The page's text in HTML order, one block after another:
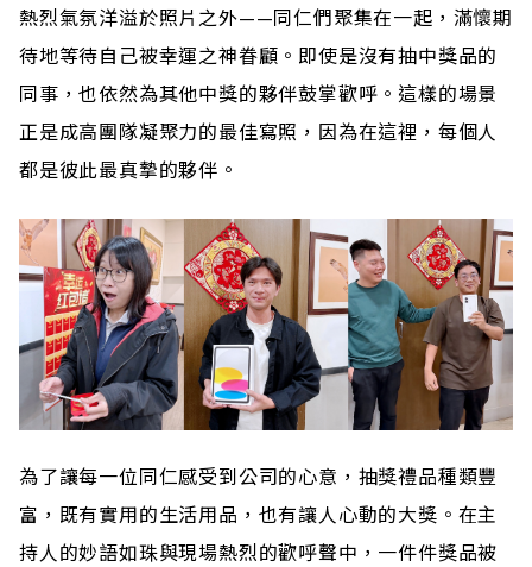
熱烈氣氛洋溢於照片之外——同仁們聚集在一起，滿懷期
待地等待自己被幸運之神眷顧。即使是沒有抽中獎品的
同事，也依然為其他中獎的夥伴鼓掌歡呼。這樣的場景
正是成高團隊凝聚力的最佳寫照，因為在這裡，每個人
都是彼此最真摯的夥伴。
為了讓每一位同仁感受到公司的心意，抽獎禮品種類豐
富，既有實用的生活用品，也有讓人心動的大獎。在主
持人的妙語如珠與現場熱烈的歡呼聲中，一件件獎品被